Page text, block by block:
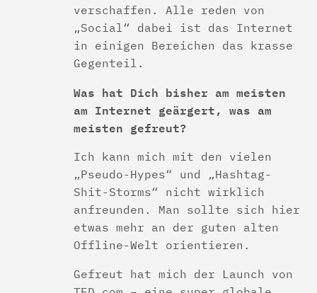
verschaffen. Alle reden von
„Social“ dabei ist das Internet
in einigen Bereichen das krasse
Gegenteil.
Was hat Dich bisher am meisten
am Internet geärgert, was am
meisten gefreut?
Ich kann mich mit den vielen
„Pseudo-Hypes“ und „Hashtag-
Shit-Storms“ nicht wirklich
anfreunden. Man sollte sich hier
etwas mehr an der guten alten
Offline-Welt orientieren.
Gefreut hat mich der Launch von